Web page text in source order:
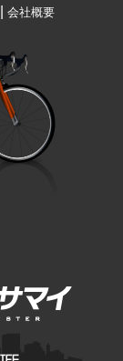
会社概要